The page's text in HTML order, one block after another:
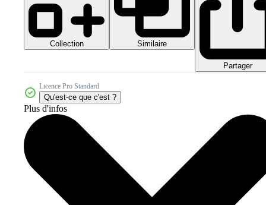
Collection Similaire
Partager
Licence Pro Standard
Qu'est-ce que c'est ?
Plus d'infos